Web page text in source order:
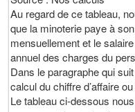
Au regard de ce tableau,
que la minoterie paye à
mensuellement et le
annuel des charges du
Dans le paragraphe qui
calcul du chiffre d’affaire
Le tableau ci-dessous